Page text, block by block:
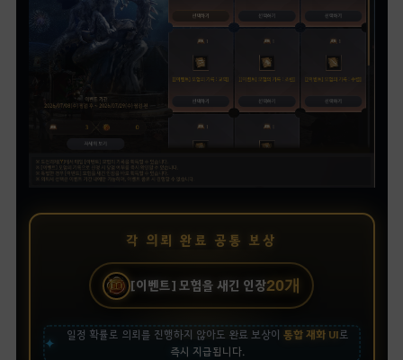
각 의뢰 완료 공통 보상
[이벤트] 모험을 새긴 인장20개
✦ 일정 확률로 의뢰를 진행하지 않아도 완료 보상이 통합 재화 UI로
즉시 지급됩니다.